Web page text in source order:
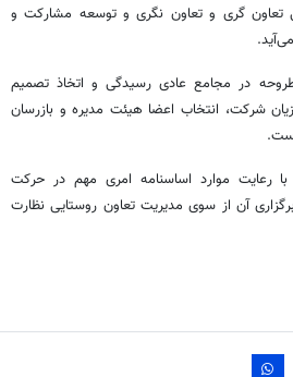
تعاونگری و تعاون نگریو توسعه مشارکت و
در مجامع عادی رسیدگی و اتخاذ تصمیم
شرکت، انتخاب اعضا هیئت مدیره و بازرسان
رعایت موارد اساسنامه امری مهم در حرکت
آن از سوی مدیریت تعاون روستایی نظارت